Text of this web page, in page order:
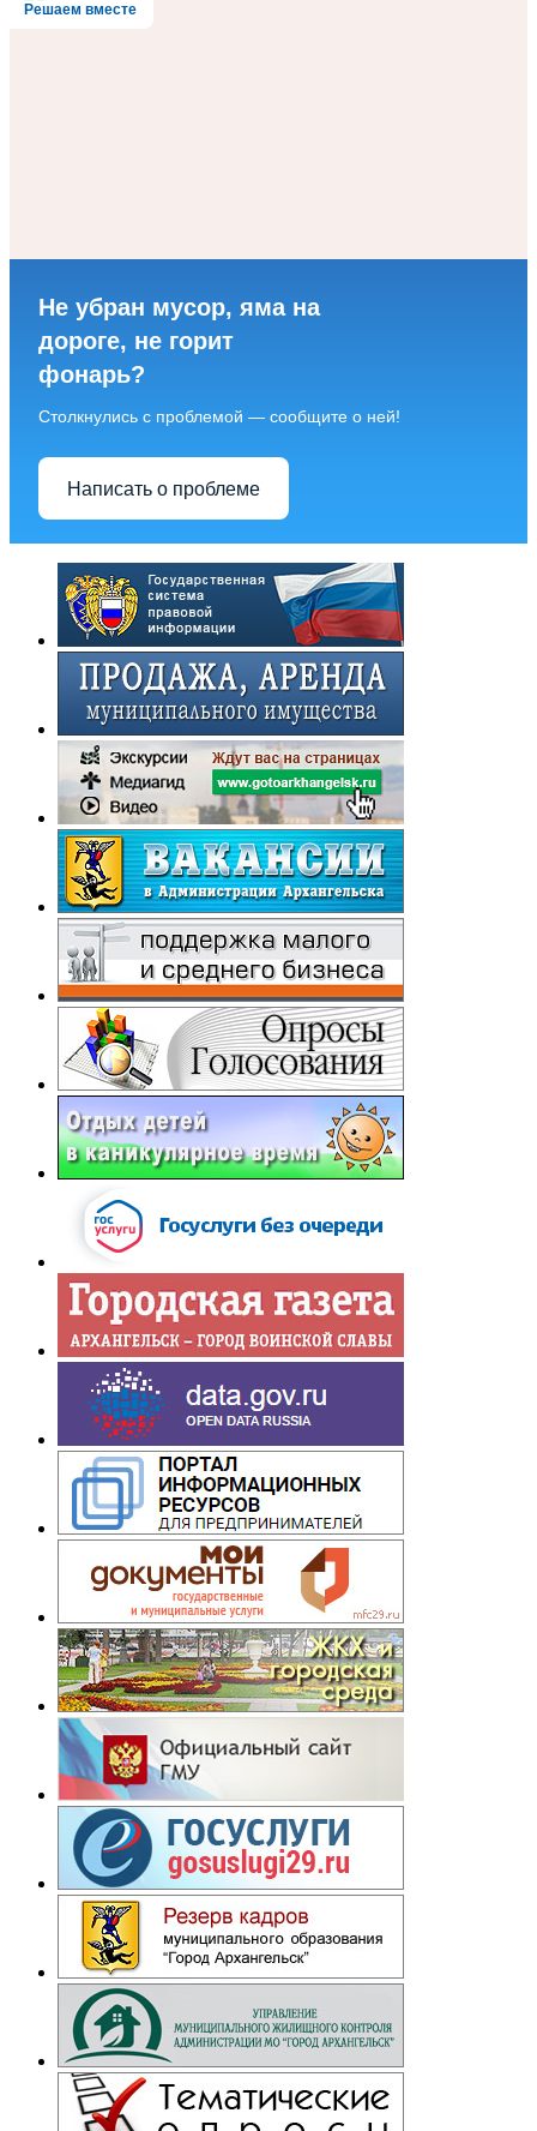
Решаем вместе
Не убран мусор, яма на
дороге, не горит
фонарь?
Столкнулись с проблемой — сообщите о ней!
Написать о проблеме